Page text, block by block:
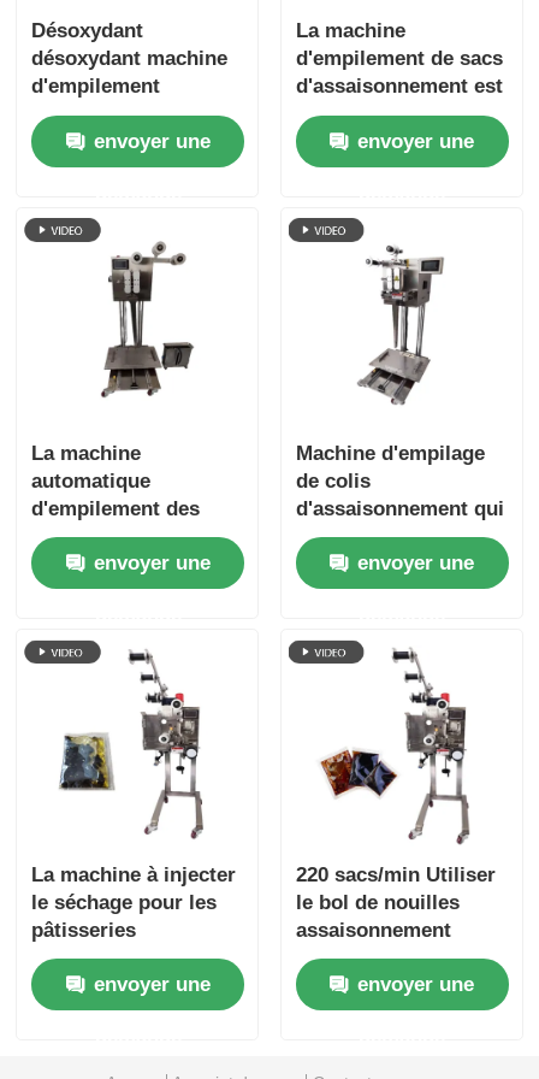
Désoxydant
désoxydant machine
d'empilement
automatique de sacs
à haute efficacité
réduire les coûts
envoyer une
La machine
d'empilement de sacs
d'assaisonnement est
utilisée pour les
équipements
d'emballage
l'industrie de la
transformation des
aliments.
envoyer une
La machine
automatique
d'empilement des
sacs pour éviter la
pollution secondaire
envoyer une
Machine d'empilage
de colis
d'assaisonnement qui
s'empile
automatiquement et
soigneusement sans
manuellement
envoyer une
La machine à injecter
le séchage pour les
pâtisseries
instantanées 220
sacs/minenvoyer une
220 sacs/min Utiliser
le bol de nouilles
assaisonnement
emballage
distributeur en acier
inoxydable
envoyer une